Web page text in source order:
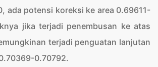
ada potensi koreksi ke area 0.69611-
jika terjadi penembusan ke atas
terjadi penguatan lanjutan
0.70792.